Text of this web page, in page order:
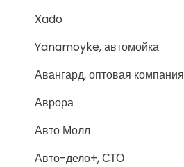
Xado
Yanamoyke, автомойка
Авангард, оптовая компания
Аврора
Авто Молл
Авто-дело+, СТО